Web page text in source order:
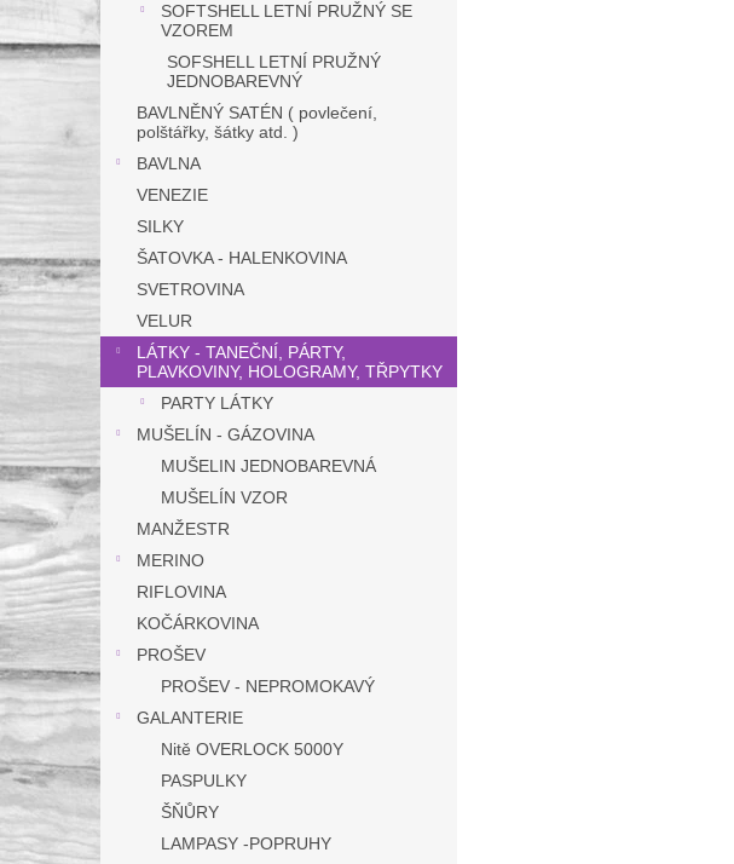
SOFTSHELL LETNÍ PRUŽNÝ SE
VZOREM
SOFSHELL LETNÍ PRUŽNÝ
JEDNOBAREVNÝ
BAVLNĚNÝ SATÉN ( povlečení,
polštářky, šátky atd. )
BAVLNA
VENEZIE
SILKY
ŠATOVKA - HALENKOVINA
SVETROVINA
VELUR
LÁTKY - TANEČNÍ, PÁRTY,
PLAVKOVINY, HOLOGRAMY, TŘPYTKY
PARTY LÁTKY
MUŠELÍN - GÁZOVINA
MUŠELIN JEDNOBAREVNÁ
MUŠELÍN VZOR
MANŽESTR
MERINO
RIFLOVINA
KOČÁRKOVINA
PROŠEV
PROŠEV - NEPROMOKAVÝ
GALANTERIE
Nitě OVERLOCK 5000Y
PASPULKY
ŠŇŮRY
LAMPASY -POPRUHY